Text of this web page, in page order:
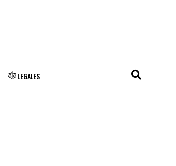
LEGALES